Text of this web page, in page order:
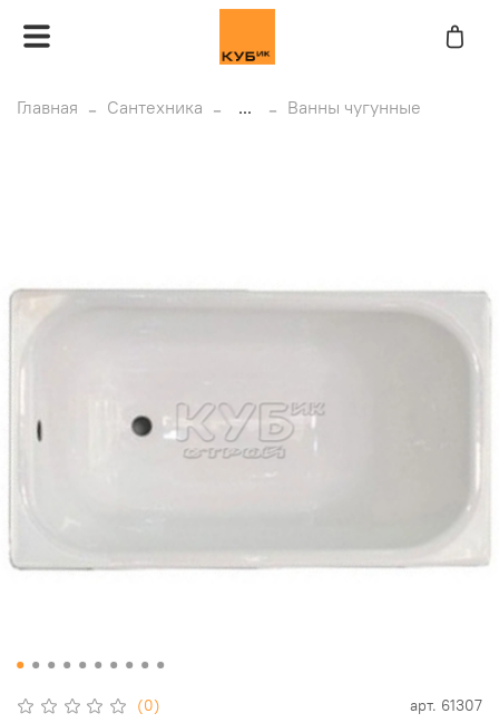
Главная Сантехника ... Ванны чугунные
(0) арт. 61307